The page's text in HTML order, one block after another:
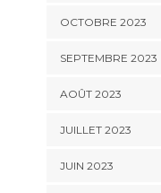
OCTOBRE 2023
SEPTEMBRE 2023
AOÛT 2023
JUILLET 2023
JUIN 2023